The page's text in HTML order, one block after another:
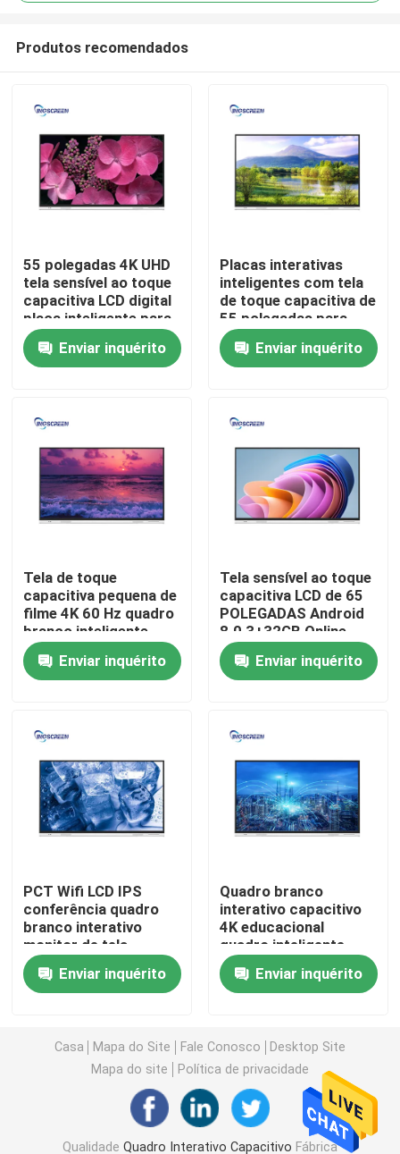
Produtos
Vídeos
Fábrica
Controle de Qualidade
Fale Conosco
Pedir um orçamento
Tudo em um Whiteboard interativo
Whiteboard interativo do IR
tela plano interativo
Parede video do LCD
Suporte interativo de Whiteboard
Produtos recomendados
55 polegadas 4K UHD
tela sensível ao toque
capacitiva LCD digital
placa inteligente para
ensino
Enviar inquérito
Placas interativas
inteligentes com tela
de toque capacitiva de
55 polegadas para
educação
Enviar inquérito
Tela de toque
capacitiva pequena de
filme 4K 60 Hz quadro
branco inteligente
para ensino
Enviar inquérito
Tela sensível ao toque
capacitiva LCD de 65
POLEGADAS Android
8.0 3+32GB Online
Smart Board grátis
Enviar inquérito
PCT Wifi LCD IPS
conferência quadro
branco interativo
monitor de tela
sensível ao toque
capacitivoEnviar inquérito
Quadro branco
interativo capacitivo
4K educacional
quadro inteligente
para ensino
Enviar inquérito
Casa Mapa do Site Fale Conosco
Desktop Site
Mapa do site
Política de privacidade
Qualidade Quadro Interativo Capacitivo Fábrica